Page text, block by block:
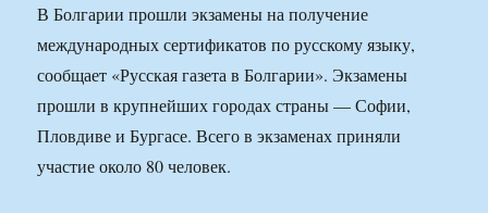
В Болгарии прошли экзамены на получение
международных сертификатов по русскому языку,
сообщает «Русская газета в Болгарии». Экзамены
прошли в крупнейших городах страны — Софии,
Пловдиве и Бургасе. Всего в экзаменах приняли
участие около 80 человек.